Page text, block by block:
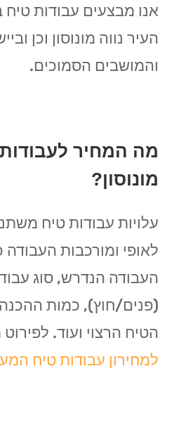
אנו מבצעים עבודות טיח
העיר נווה מונוסון וכן
והמושבים הסמוכים.
מה המחיר לעבודות
מונוסון?
עלויות עבודות טיח
לאופי ומורכבות
העבודה הנדרש, סוג
(פנים/חוץ), כמות
הטיח הרצוי ועוד.
למחירון עבודות טיח